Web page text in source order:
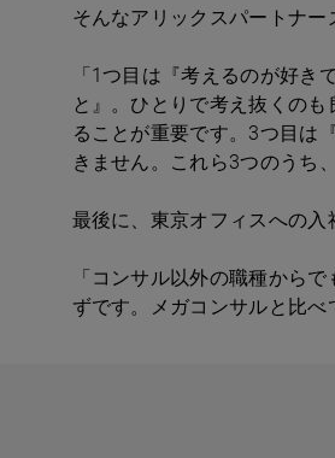
そんなアリックスパートナー
「1つ目は『考えるのが好
と』。ひとりで考え抜くの
ることが重要です。3つ目は
きません。これら3つのうち
最後に、東京オフィスへの入
「コンサル以外の職種から
ずです。メガコンサルと比